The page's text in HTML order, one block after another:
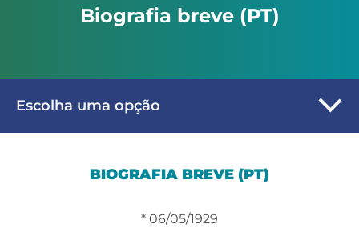
Biografia breve (PT)
Escolha uma opção
BIOGRAFIA BREVE (PT)
* 06/05/1929